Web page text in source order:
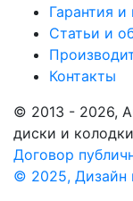
Гарантия и
Статьи и
Контакты
© 2013 - 2026,
диски и колодки
Договор
© 2025, Дизайн